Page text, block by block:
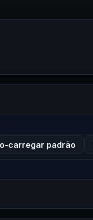
carregar padrão